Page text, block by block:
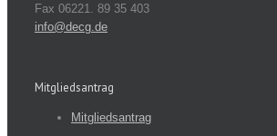
Fax 06221. 89 35 403
info@decg.de
Mitgliedsantrag
Mitgliedsantrag